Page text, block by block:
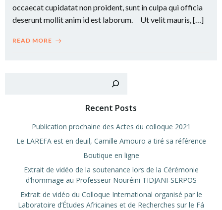
occaecat cupidatat non proident, sunt in culpa qui officia
deserunt mollit anim id est laborum. Ut velit mauris, […]
READ MORE
Rechercher
Recent Posts
Publication prochaine des Actes du colloque 2021
Le LAREFA est en deuil, Camille Amouro a tiré sa référence
Boutique en ligne
Extrait de vidéo de la soutenance lors de la Cérémonie
d’hommage au Professeur Nouréini TIDJANI-SERPOS
Extrait de vidéo du Colloque International organisé par le
Laboratoire d’Études Africaines et de Recherches sur le Fá